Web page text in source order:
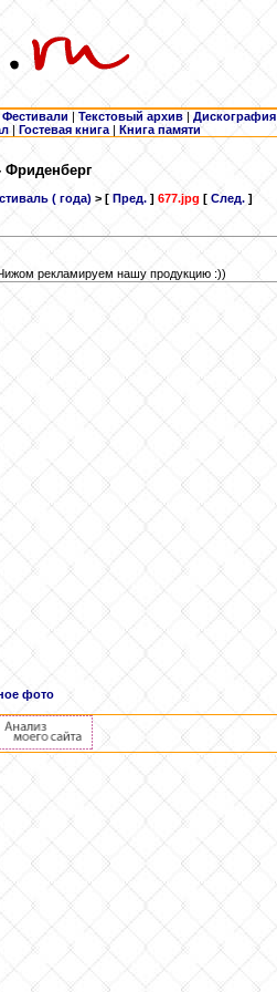
Фестивали | Текстовый архив | Дискография
|Гостевая книга | Книга памяти
Фриденберг
( года) > [ Пред.] 677.jpg [ След.]
рекламируем нашу продукцию :))
фото